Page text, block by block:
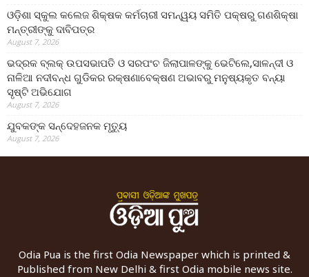
ଓଡ଼ିଶା ସ୍କୁଲ କଲେଜ ଶିକ୍ଷକ କର୍ମଚାରୀ ସମନ୍ୱୟ ସମିତି ପକ୍ଷରୁ ଗଣଶିକ୍ଷା
ମନ୍ତ୍ରୀଙ୍କୁ ଦାବିପତ୍ର
August 7, 2026
ଭଦ୍ରକ ବ୍ଲକ୍ ଉପସଭାପତି ଓ ସରପଂଚ ଜିଲାପାଳଙ୍କୁ ଭେଟିଲେ,ସାଳନ୍ଦୀ ଓ
ନାଳିଆ ନଦୀବନ୍ଧ ଗୁଡିକର ରକ୍ଷଣାବେକ୍ଷଣ ଅଭାବରୁ ମନୁଷ୍ୟକୃତ ବନ୍ୟା
ସୃଷ୍ଟି ଅଭିଯୋଗ
August 7, 2026
ଯୁବକଙ୍କ ସନ୍ଦେହଜନକ ମୃତ୍ୟୁ
August 7, 2026
Odia Pua is the first Odia Newspaper which is printed &
Published from New Delhi & first Odia mobile news site.